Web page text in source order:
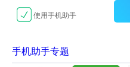
使用手机助手
手机助手专题